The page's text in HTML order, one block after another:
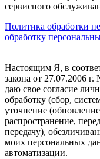
сервисного
Политика обработки
обработку
Настоящим Я, в
закона от 27.07.2006
даю свое согласие
обработку (сбор,
уточнение
распространение,
передачу),
моих персональных
автоматизации.